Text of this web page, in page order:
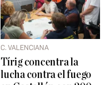
C. VALENCIANA
Tírig concentra la
lucha contra el fuego